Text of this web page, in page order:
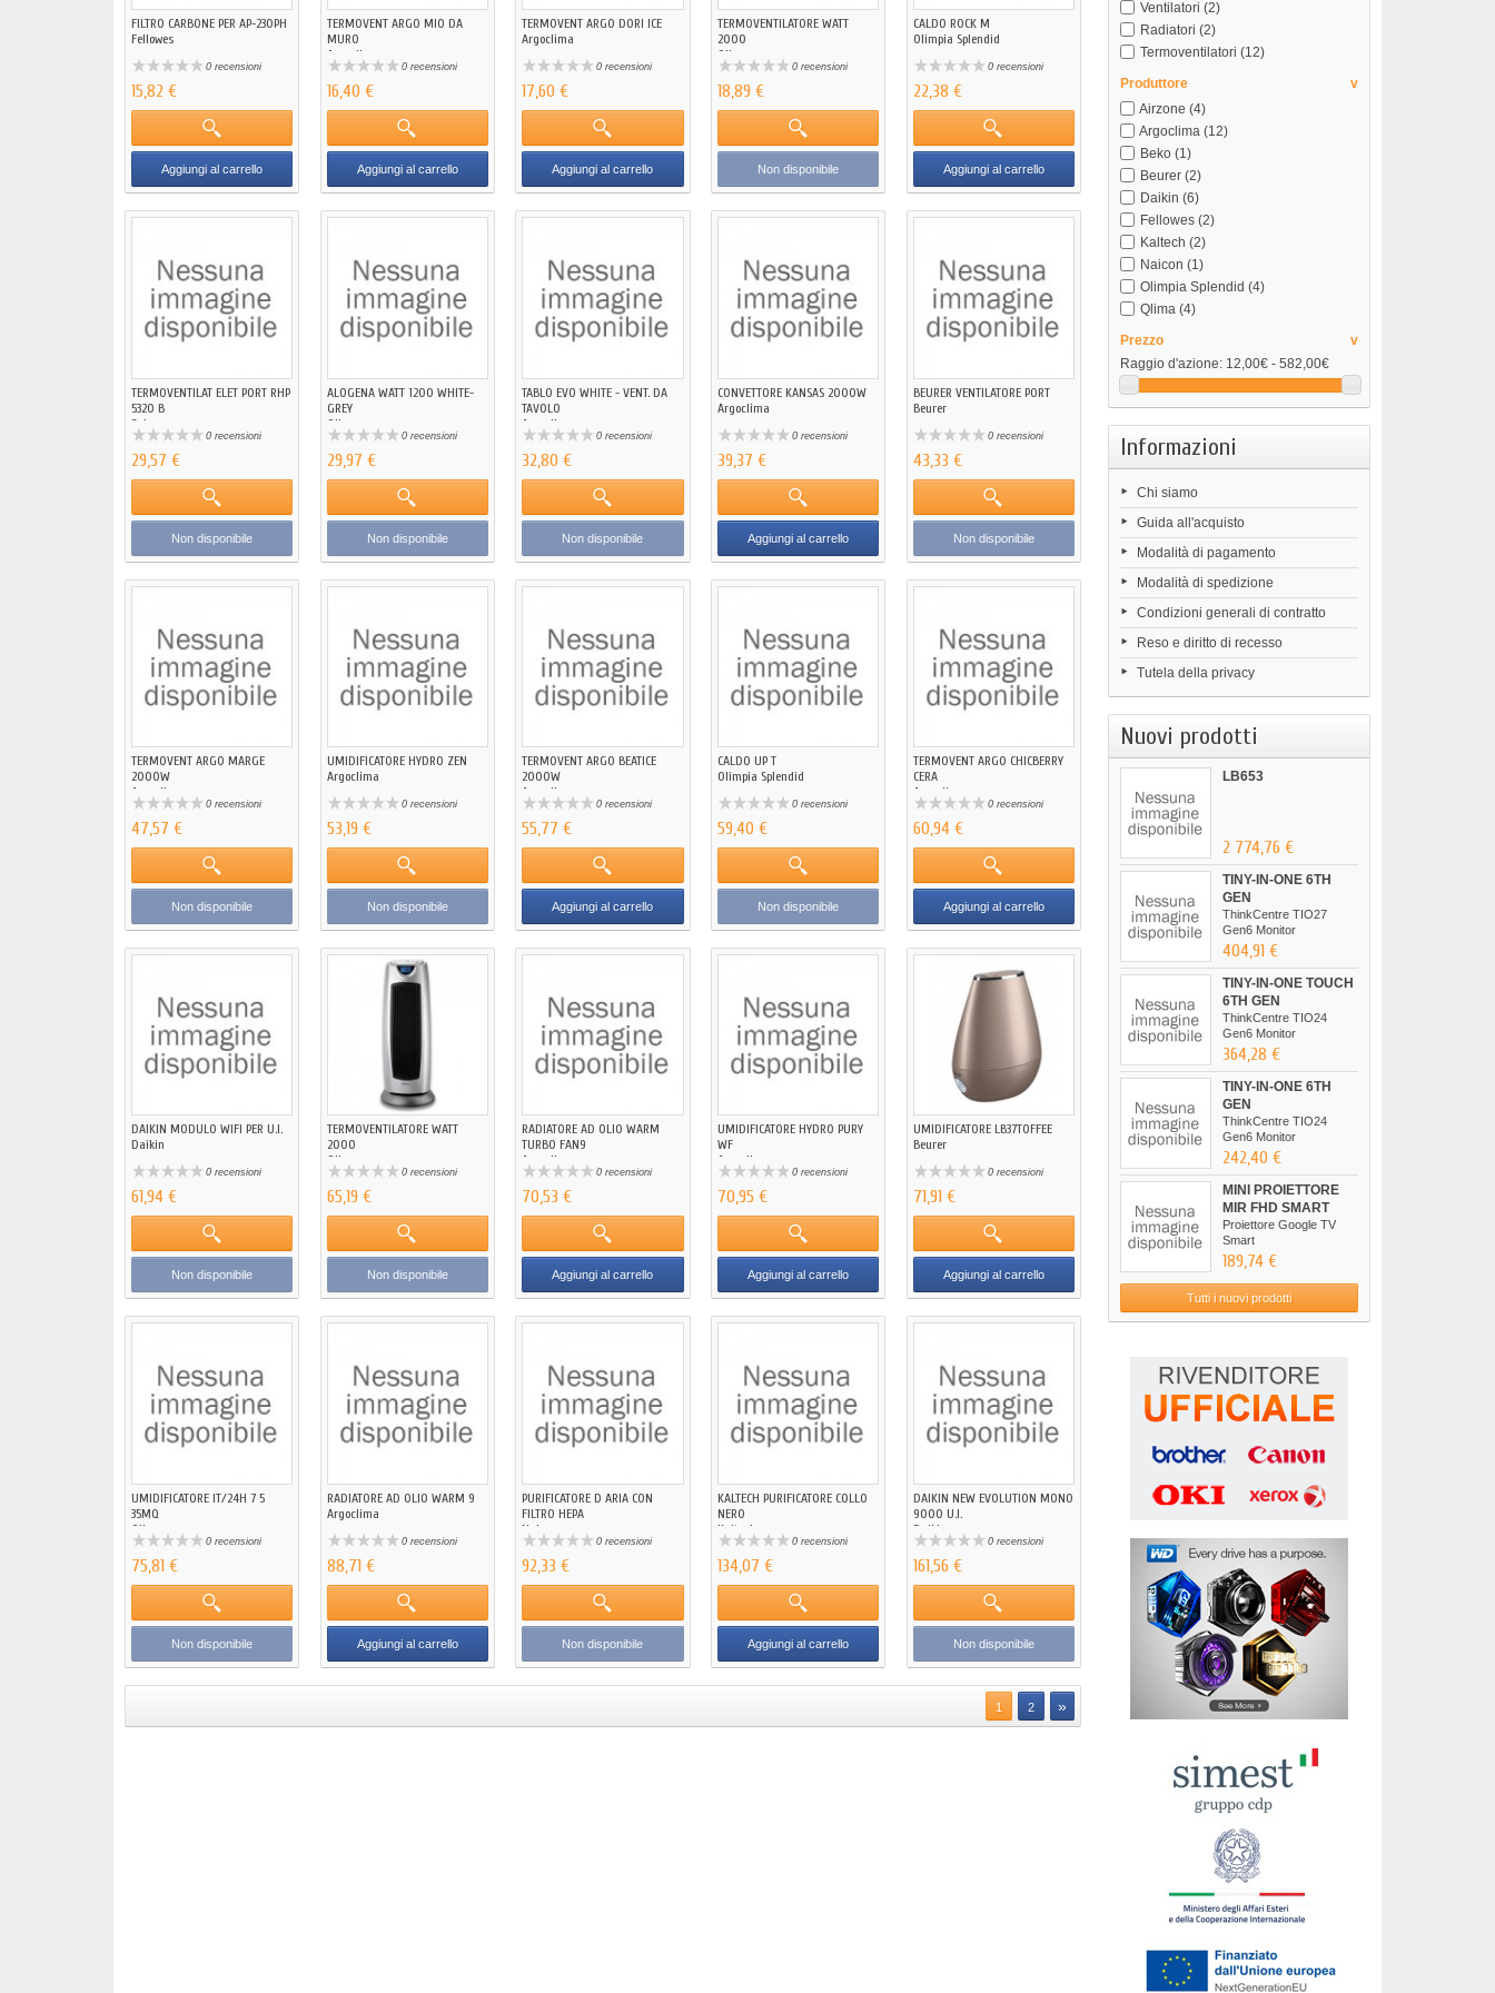
FILTRO CARBONE PER AP-230PH
Fellowes
0 recensioni
15,82 €
Aggiungi al carrello
TERMOVENT ARGO MIO DA
MURO
Argoclima
0 recensioni
16,40 €
Aggiungi al carrello
TERMOVENT ARGO DORI ICE
Argoclima
0 recensioni
17,60 €
Aggiungi al carrello
TERMOVENTILATORE WATT
2000
Qlima
0 recensioni
18,89 €
Non disponibile
CALDO ROCK M
Olimpia Splendid
0 recensioni
22,38 €
Aggiungi al carrello
TERMOVENTILAT ELET PORT RHP
5320 B
Beko
0 recensioni
29,57 €
Non disponibile
ALOGENA WATT 1200 WHITE-
GREY
Qlima
0 recensioni
29,97 €
Non disponibile
TABLO EVO WHITE - VENT. DA
TAVOLO
Argoclima
0 recensioni
32,80 €
Non disponibile
CONVETTORE KANSAS 2000W
Argoclima
0 recensioni
39,37 €
Aggiungi al carrello
BEURER VENTILATORE PORT
Beurer
0 recensioni
43,33 €
Non disponibile
TERMOVENT ARGO MARGE
2000W
Argoclima
0 recensioni
47,57 €
Non disponibile
UMIDIFICATORE HYDRO ZEN
Argoclima
0 recensioni
53,19 €
Non disponibile
TERMOVENT ARGO BEATICE
2000W
Argoclima
0 recensioni
55,77 €
Aggiungi al carrello
CALDO UP T
Olimpia Splendid
0 recensioni
59,40 €
Non disponibile
TERMOVENT ARGO CHICBERRY
CERA
Argoclima
0 recensioni
60,94 €
Aggiungi al carrello
DAIKIN MODULO WIFI PER U.I.
Daikin
0 recensioni
61,94 €
Non disponibile
TERMOVENTILATORE WATT
2000
Qlima
0 recensioni
65,19 €
Non disponibile
RADIATORE AD OLIO WARM
TURBO FAN9
Argoclima
0 recensioni
70,53 €
Aggiungi al carrello
UMIDIFICATORE HYDRO PURY
WF
Argoclima
0 recensioni
70,95 €
Aggiungi al carrello
UMIDIFICATORE LB37TOFFEE
Beurer
0 recensioni
71,91 €
Aggiungi al carrello
UMIDIFICATORE IT/24H 7 5
35MQ
Qlima
0 recensioni
75,81 €
Non disponibile
RADIATORE AD OLIO WARM 9
Argoclima
0 recensioni
88,71 €
Aggiungi al carrello
PURIFICATORE D ARIA CON
FILTRO HEPA
Naicon
0 recensioni
92,33 €
Non disponibile
KALTECH PURIFICATORE COLLO
NERO
Kaltech
0 recensioni
134,07 €
Aggiungi al carrello
DAIKIN NEW EVOLUTION MONO
9000 U.I.
Daikin
0 recensioni
161,56 €
Non disponibile
1 2 »
Ventilatori (2)
Radiatori (2)
Termoventilatori (12)
Produttore
v
Airzone (4)
Argoclima(12)
Beko(1)
Beurer(2)
Daikin (6)
Fellowes(2)
Kaltech (2)
Naicon (1)
Olimpia Splendid (4)
Qlima(4)
Prezzo
v
Raggio d'azione: 12,00€ - 582,00€
Informazioni
Chi siamo
Guida all'acquisto
Modalità di pagamento
Modalità di spedizione
Condizioni generali di contratto
Reso e diritto di recesso
Tutela della privacy
Nuovi prodotti
LB653
2 774,76 €
TINY-IN-ONE 6TH
GEN
ThinkCentre TIO27
Gen6 Monitor
404,91 €
TINY-IN-ONE TOUCH
6TH GEN
ThinkCentre TIO24
Gen6 Monitor
364,28 €
TINY-IN-ONE 6TH
GEN
ThinkCentre TIO24
Gen6 Monitor
242,40 €
MINI PROIETTORE
MIR FHD SMART
Proiettore Google TV
Smart
189,74 €
Tutti i nuovi prodotti